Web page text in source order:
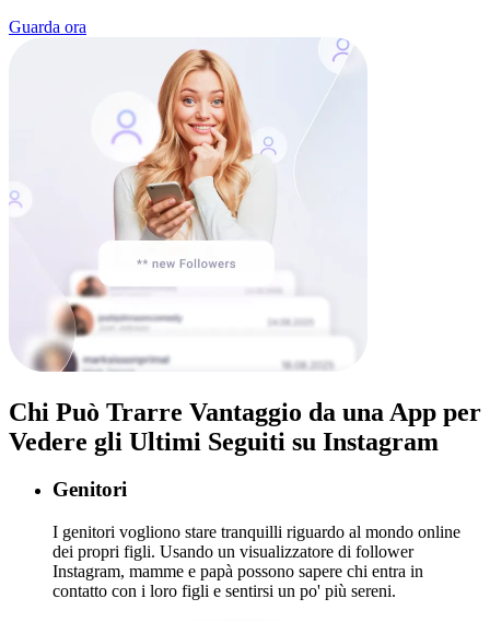
Guarda ora
Chi Può Trarre Vantaggio da una App per
Vedere gli Ultimi Seguiti su Instagram
Genitori
I genitori vogliono stare tranquilli riguardo al mondo online
dei propri figli. Usando un visualizzatore di follower
Instagram, mamme e papà possono sapere chi entra in
contatto con i loro figli e sentirsi un po' più sereni.